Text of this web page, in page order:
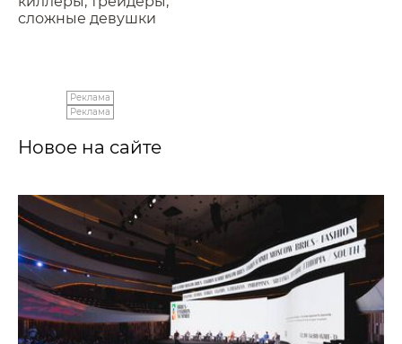
сложные девушки
Реклама
Реклама
Новое на сайте